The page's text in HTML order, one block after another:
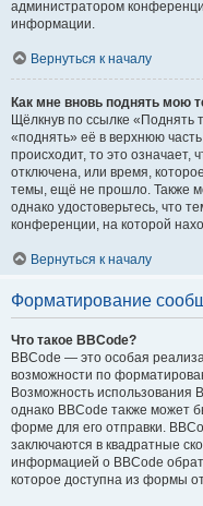
администратором
информации.
Вернуться к началу
Как мне вновь поднять мою
Щёлкнув по ссылке
«поднять» её в верхнюю
происходит, то это означает,
отключена, или время,
темы, ещё не прошло. Также
однако удостоверьтесь, что
конференции, на которой
Вернуться к началу
Форматирование
Что такое BBCode?
BBCode — это особая
возможности по
Возможность использования
однако BBCode также может
форме для его отправки.
заключаются в квадратные
информацией о BBCode
которое доступна из формы